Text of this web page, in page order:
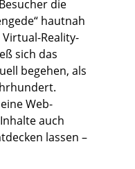
die
hautnah
Reality-
sich das
begehen, als
Web-
auch
lassen –